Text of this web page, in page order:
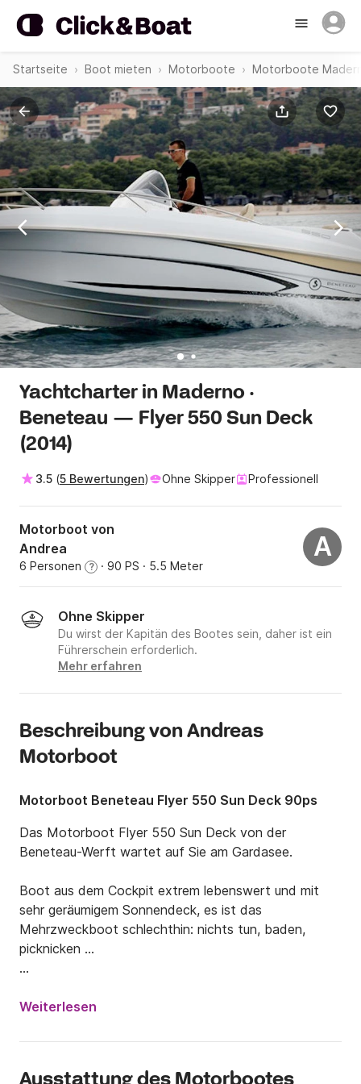
Startseite Boot mieten Motorboote Motorboote
Yachtcharter in Maderno ·
Beneteau — Flyer 550 Sun Deck
(2014)
3.5 (5 Bewertungen) Ohne Skipper Professionell
Motorboot von
Andrea
6 Personen ? · 90 PS · 5.5 Meter
A
Ohne Skipper
Du wirst der Kapitän des Bootes sein, daher ist ein
Führerschein erforderlich.
Mehr erfahren
Beschreibung von Andreas
Motorboot
Motorboot Beneteau Flyer 550 Sun Deck 90ps
Das Motorboot Flyer 550 Sun Deck von der
Beneteau-Werft wartet auf Sie am Gardasee.
Boot aus dem Cockpit extrem lebenswert und mit
sehr geräumigem Sonnendeck, es ist das
Mehrzweckboot schlechthin: nichts tun, baden,
picknicken ...
Honda V-TECH Motor, komplette
Sonnendecks mit Kissen, Leiter, Markise, GPS-
Weiterlesen